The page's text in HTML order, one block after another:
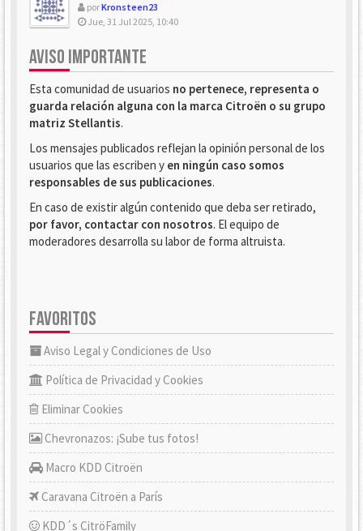
porKronsteen23
Jue, 31 Jul 2025, 10:40
AVISO IMPORTANTE
Esta comunidad de usuarios no pertenece, representa o
guarda relación alguna con la marca Citroën o su grupo
matriz Stellantis.
Los mensajes publicados reflejan la opinión personal de los
usuarios que las escriben y en ningún caso somos
responsables de sus publicaciones.
En caso de existir algún contenido que deba ser retirado,
por favor, contactar con nosotros. El equipo de
moderadores desarrolla su labor de forma altruista.
FAVORITOS
Aviso Legal y Condiciones de Uso
Política de Privacidad y Cookies
Eliminar Cookies
Chevronazos: ¡Sube tus fotos!
Macro KDD Citroën
Caravana Citroën a París
KDD´s CitröFamily